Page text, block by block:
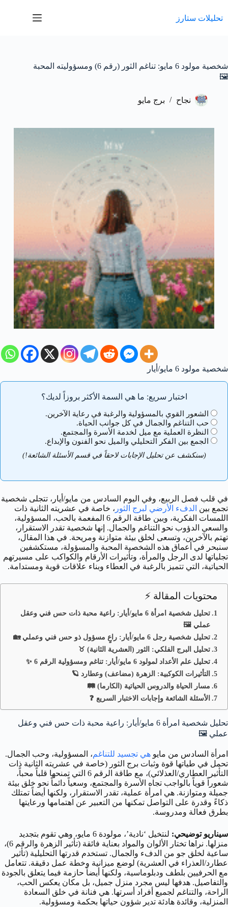
المحتوى
تحليلات ستارز
شخصية مولود 6 مايو: تناغم الثور (رقم 6) ومسؤوليته المحبة
🖼️
نجاح برج مايو
شخصية مولود 6 مايو/أيار
اختبار سريع: ما هي السمة الأكثر بروزاً لديك؟
الشعور القوي بالمسؤولية والرغبة في رعاية الآخرين.
حب التناغم والجمال في كل جوانب الحياة.
النظرة العملية مع ميل لخدمة الأسرة والمجتمع.
الجمع بين الفكر التحليلي والميل نحو الفنون والإبداع.
(سنكشف عن تحليل الإجابات لاحقاً في قسم الأسئلة الشائعة!)
في قلب فصل الربيع، وفي اليوم السادس من مايو/أيار، تتجلى شخصية
تجمع بين الدفء الأرضي لبرج الثور ، خاصة في عشريته الثانية ذات
اللمسات الفكرية، وبين طاقة الرقم 6 المفعمة بالحب، المسؤولية،
والسعي الدؤوب نحو التناغم والجمال. إنها شخصية تقدر الاستقرار،
تهتم بالآخرين، وتسعى لخلق بيئة متوازنة ومريحة. في هذا المقال،
سنبحر في أعماق هذه الشخصية المحبة والمسؤولة، مستكشفين
تجلياتها لدى الرجل والمرأة، وتأثيرات الأرقام والكواكب على مسيرتهم
الحياتية، التي تتميز بالرغبة في العطاء وبناء علاقات قوية ومستدامة.
محتويات المقالة ⚡
تحليل شخصية امرأة 6 مايو/أيار: راعية محبة ذات حس فني وعقل
عملي 🖼️
تحليل شخصية رجل 6 مايو/أيار: راعٍ مسؤول ذو حس فني وعملي 🏡
تحليل البرج الفلكي: الثور (العشرية الثانية) ♉
تحليل علم الأعداد لمولود 6 مايو/أيار: تناغم ومسؤولية الرقم 6 ✨
التأثيرات الكوكبية: الزهرة (مضاعف) وعطارد 🪐
مسار الحياة والدروس الحياتية (الكارما) 🛤️
الأسئلة الشائعة وإجابات الاختبار السريع ❓
تحليل شخصية امرأة 6 مايو/أيار: راعية محبة ذات حس فني وعقل
عملي 🖼️
امرأة السادس من مايو هي تجسيد للتناغم، المسؤولية، وحب الجمال.
تحمل في طياتها قوة وثبات برج الثور (خاصة في عشريته الثانية ذات
التأثير العطاري/العذلائي)، مع طاقة الرقم 6 التي تمنحها قلباً محباً،
شعوراً قوياً بالواجب تجاه الأسرة والمجتمع، وسعياً دائماً نحو خلق بيئة
جميلة ومتوازنة. هي امرأة عملية، تقدر الاستقرار، ولكنها أيضاً تمتلك
ذكاءً وقدرة على التواصل تمكنها من التعبير عن اهتمامها ورعايتها
بطرق فعالة ومدروسة.
سيناريو توضيحي:
لنتخيل ‘نادية’، مولودة 6 مايو، وهي تقوم بتجديد
منزلها. نراها تختار الألوان والمواد بعناية فائقة (تأثير الزهرة والرقم 6)،
ساعية لخلق جو من الدفء والجمال. تستخدم قدرتها التحليلية (تأثير
عطارد/العذراء في العشرية) لوضع ميزانية وخطة عمل دقيقة. تتعامل
مع الحرفيين بلطف ودبلوماسية، ولكنها أيضاً حازمة فيما يتعلق بالجودة
والتفاصيل. هدفها ليس مجرد منزل جميل، بل مكان يعكس الحب،
الراحة، والتناغم لجميع أفراد أسرتها. هي فنانة في خلق السعادة
المنزلية، وقائدة هادئة تدير شؤون حياتها بحكمة ومسؤولية.